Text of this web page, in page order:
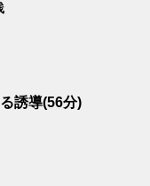
誘導(56分)